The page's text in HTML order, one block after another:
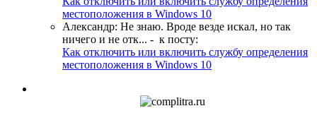
местоположения в Windows 10
Александр: Не знаю. Вроде везде искал, но так
ничего и не отк... - к посту:
Как отключить или включить службу определения
местоположения в Windows 10